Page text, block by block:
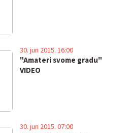
"Amateri svome gradu"
VIDEO
30. jun 2015. 16:00
30. jun 2015. 07:00